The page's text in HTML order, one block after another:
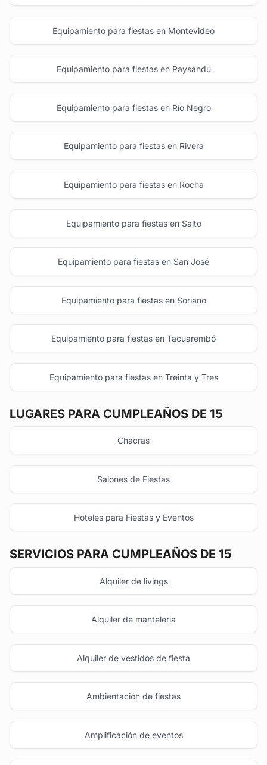
Equipamiento para fiestas en Montevideo
Equipamiento para fiestas en Paysandú
Equipamiento para fiestas en Río Negro
Equipamiento para fiestas en Rivera
Equipamiento para fiestas en Rocha
Equipamiento para fiestas en Salto
Equipamiento para fiestas en San José
Equipamiento para fiestas en Soriano
Equipamiento para fiestas en Tacuarembó
Equipamiento para fiestas en Treinta y Tres
LUGARES PARA CUMPLEAÑOS DE 15
Chacras
Salones de Fiestas
Hoteles para Fiestas y Eventos
SERVICIOS PARA CUMPLEAÑOS DE 15
Alquiler de livings
Alquiler de manteleria
Alquiler de vestidos de fiesta
Ambientación de fiestas
Amplificación de eventos